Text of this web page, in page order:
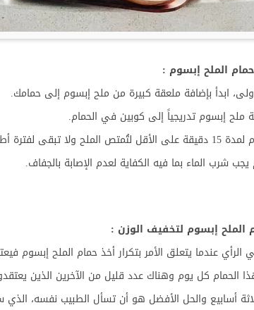
الملح إبسوم :
ابدأ بإضافة ملعقة كبيرة من ملح إبسوم إلى حمامك.
ملح إبسوم تدريجياً إلى كوبين في الحمام.
أطول من 20 دقيقة.
شرب الماء بما فيه الكفاية لعدم الإصابة بالجفاف.
الملح إبسوم لتخفيف الوزن :
عندما يتعلق الأمر بتكرار أخذ حمام الملح إبسوم
الحمام كل يوم وهناك عدد قليل من الآخرين الذين
أسابيع والحل الأفضل هو أن تسأل الطبيب نفسه،